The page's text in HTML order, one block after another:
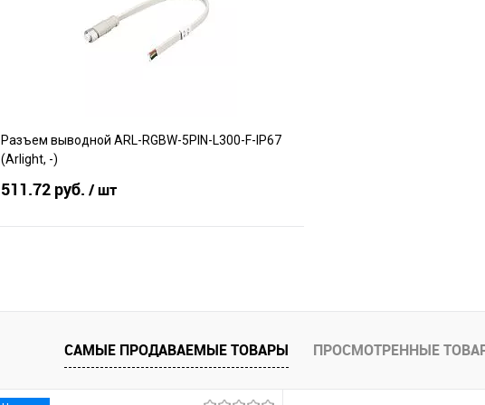
В наличии
Разъем выводной ARL-RGBW-5PIN-L300-F-IP67
(Arlight, -)
511.72 руб. / шт
Сравнение
В избранное
В наличии
САМЫЕ ПРОДАВАЕМЫЕ ТОВАРЫ ПРОСМОТРЕННЫЕ